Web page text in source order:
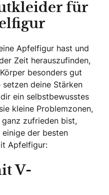
für
Apfelfigur hast und
Zeit herauszufinden,
besonders gut
deine Stärken
ein selbstbewusstes
kleine Problemzonen,
zufrieden bist,
der besten
Apfelfigur:
V-